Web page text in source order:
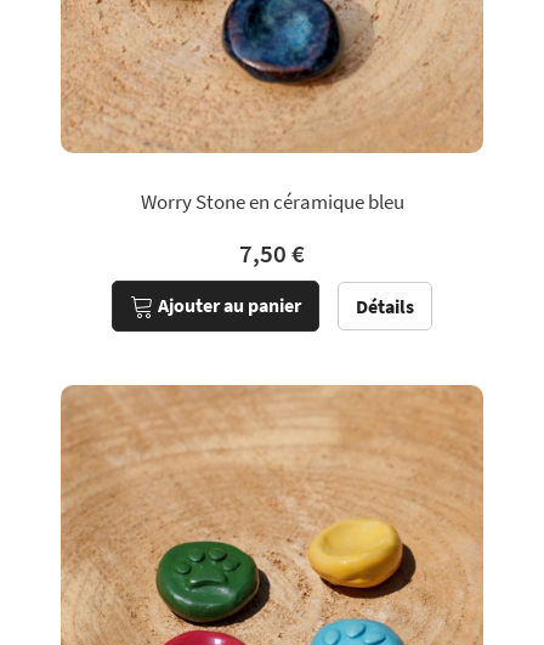
Worry Stone en céramique bleu
7,50 €
Ajouter au panier Détails